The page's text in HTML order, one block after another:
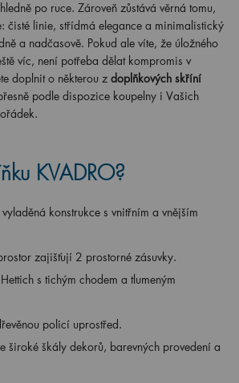
po ruce. Zároveň zůstává věrná tomu,
čisté linie, střídmá elegance a minimalistický
a nadčasově. Pokud ale víte, že úložného
víc, není potřeba dělat kompromis v
doplnit o některou z doplňkových skříní
podle dispozice koupelny i Vašich
KVADRO?
konstrukce s vnitřním a vnějším
zajišťují 2 prostorné zásuvky.
s tichým chodem a tlumeným
policí uprostřed.
široké škály dekorů, barevných provedení a